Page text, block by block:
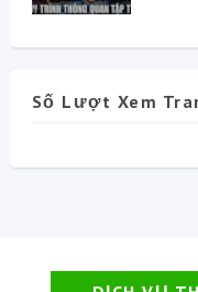
Số Lượt Xem